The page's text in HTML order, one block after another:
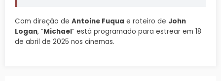
Com direção de Antoine Fuqua e roteiro de John
Logan, “Michael” está programado para estrear em 18
de abril de 2025 nos cinemas.